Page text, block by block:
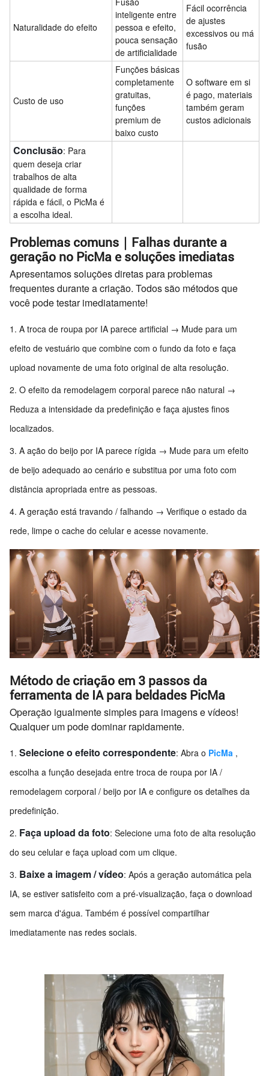
Naturalidade do efeito
inteligente entre
pessoa e efeito,
pouca sensação
de artificialidade
Fácil ocorrência
de ajustes
excessivos ou má
fusão
Custo de uso
Funções básicas
completamente
gratuitas,
funções
premium de
baixo custo
O software em si
é pago, materiais
também geram
custos adicionais
Conclusão: Para
quem deseja criar
trabalhos de alta
qualidade de forma
rápida e fácil, o PicMa é
a escolha ideal.
Problemas comuns｜Falhas durante a
geração no PicMa e soluções imediatas
Apresentamos soluções diretas para problemas
frequentes durante a criação. Todos são métodos que
você pode testar imediatamente!
A troca de roupa por IA parece artificial → Mude para um
efeito de vestuário que combine com o fundo da foto e faça
upload novamente de uma foto original de alta resolução.
O efeito da remodelagem corporal parece não natural →
Reduza a intensidade da predefinição e faça ajustes finos
localizados.
A ação do beijo por IA parece rígida → Mude para um efeito
de beijo adequado ao cenário e substitua por uma foto com
distância apropriada entre as pessoas.
A geração está travando / falhando → Verifique o estado da
rede, limpe o cache do celular e acesse novamente.
Método de criação em 3 passos da
ferramenta de IA para beldades PicMa
Operação igualmente simples para imagens e vídeos!
Qualquer um pode dominar rapidamente.
Selecione o efeito correspondente: Abra o PicMa ,
escolha a função desejada entre troca de roupa por IA /
remodelagem corporal / beijo por IA e configure os detalhes da
predefinição.
Faça upload da foto: Selecione uma foto de alta resolução
do seu celular e faça upload com um clique.
Baixe a imagem / vídeo: Após a geração automática pela
IA, se estiver satisfeito com a pré-visualização, faça o download
sem marca d'água. Também é possível compartilhar
imediatamente nas redes sociais.